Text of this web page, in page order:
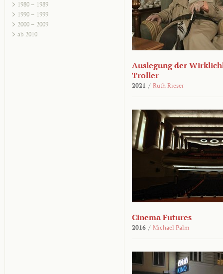
1980 – 1989
1990 – 1999
2000 – 2009
ab 2010
Auslegung der
Troller
2021 / Ruth Rieser
Cinema Futures
2016 / Michael Palm